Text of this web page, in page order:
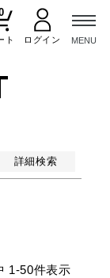
ト
詳細検索
1-50件表示